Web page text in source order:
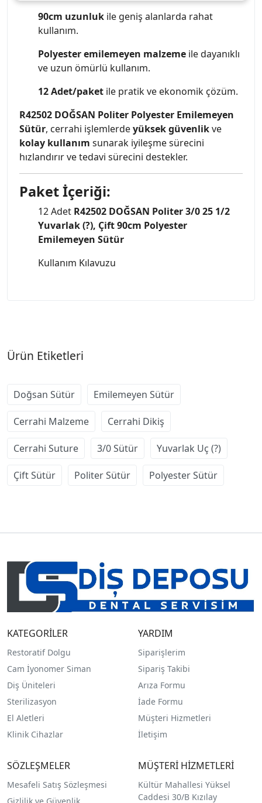
90cm uzunluk ile geniş alanlarda rahat
kullanım.
Polyester emilemeyen malzeme ile dayanıklı
ve uzun ömürlü kullanım.
12 Adet/paket ile pratik ve ekonomik çözüm.
R42502 DOĞSAN Politer Polyester Emilemeyen
Sütür, cerrahi işlemlerdeyüksek güvenlikve
kolay kullanım sunarak iyileşme sürecini
hızlandırır ve tedavi sürecini destekler.
Paket İçeriği:
12 Adet R42502 DOĞSAN Politer 3/0 25 1/2
Yuvarlak (?), Çift 90cm Polyester
Emilemeyen Sütür
Kullanım Kılavuzu
Ürün Etiketleri
Doğsan Sütür Emilemeyen Sütür
Cerrahi Malzeme Cerrahi Dikiş
Cerrahi Suture 3/0 Sütür Yuvarlak Uç (?)
Çift Sütür Politer Sütür Polyester Sütür
KATEGORİLER
Restoratif Dolgu
Cam İyonomer Siman
Diş Üniteleri
Sterilizasyon
El Aletleri
Klinik Cihazlar
YARDIM
Siparişlerim
Sipariş Takibi
Arıza Formu
İade Formu
Müşteri Hizmetleri
İletişim
SÖZLEŞMELER
Mesafeli Satış Sözleşmesi
MÜŞTERİ HİZMETLERİ
Kültür Mahallesi Yüksel
Caddesi 30/B Kızılay